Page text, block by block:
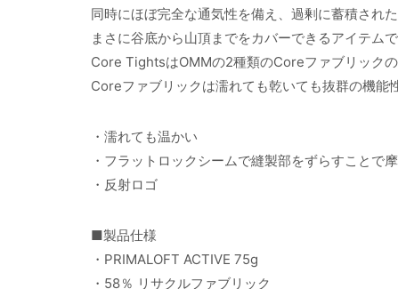
同時にほぼ完全な通気性を備え、過剰に蓄積され
まさに谷底から山頂までをカバーできるアイテムで
Core TightsはOMMの2種類のCoreファブリック
Coreファブリックは濡れても乾いても抜群の機能
・濡れても温かい
・フラットロックシームで縫製部をずらすことで
・反射ロゴ
■製品仕様
・PRIMALOFT ACTIVE 75g
・58％ リサクルファブリック